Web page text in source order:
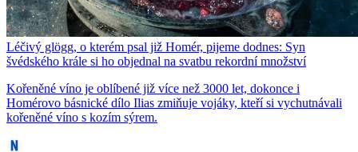
Léčivý glögg, o kterém psal již Homér, pijeme dodnes: Syn
švédského krále si ho objednal na svatbu rekordní množství
Kořeněné víno je oblíbené již více než 3000 let, dokonce i
Homérovo básnické dílo Ilias zmiňuje vojáky, kteří si vychutnávali
kořeněné víno s kozím sýrem.